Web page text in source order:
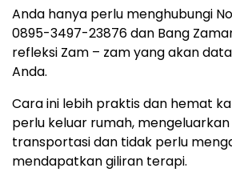
Anda hanya perlu menghubungi
0895-3497-23876 dan Bang
refleksi Zam – zam yang akan
Anda.
Cara ini lebih praktis dan hemat
perlu keluar rumah,
transportasi dan tidak perlu
mendapatkan giliran terapi.